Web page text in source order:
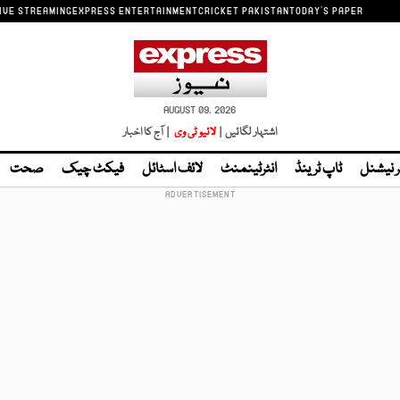
STREAMINGEXPRESS ENTERTAINMENTCRICKET PAKISTANTODAY'S PAPER
AUGUST 09, 2026
اشتہار لگائیں | لائیو ٹی وی | آج کا اخبار
نیشنل ٹاپ ٹرینڈ انٹرٹینمنٹ لائف اسٹائل فیکٹ چیک صحت